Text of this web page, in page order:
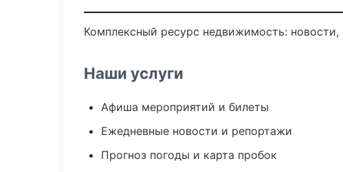
Комплексный ресурс недвижимость:
Наши услуги
Афиша мероприятий и билеты
Ежедневные новости и репортажи
Прогноз погоды и карта пробок